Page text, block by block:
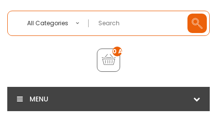
All Categories
0 Artikel - €0,00
MENU